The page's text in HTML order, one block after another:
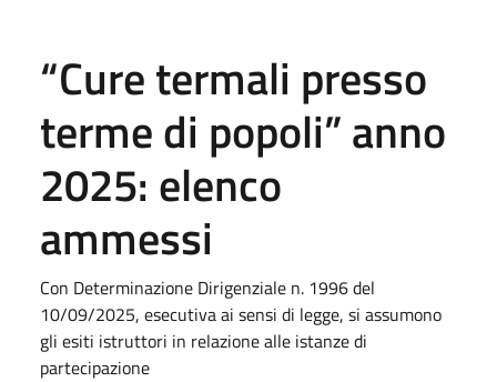
“Cure termali presso
terme di popoli” anno
2025: elenco
ammessi
Con Determinazione Dirigenziale n. 1996 del
10/09/2025, esecutiva ai sensi di legge, si assumono
gli esiti istruttori in relazione alle istanze di
partecipazione